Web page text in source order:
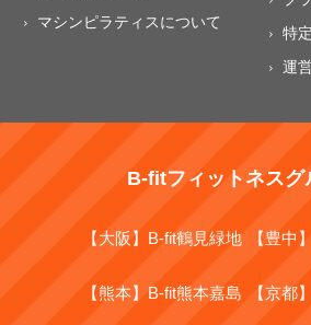
マシンピラティスについて
特
運
B-fitフィットネスグ
【大阪】B-fit鶴見緑地 【豊中
【熊本】B-fit熊本嘉島 【京都